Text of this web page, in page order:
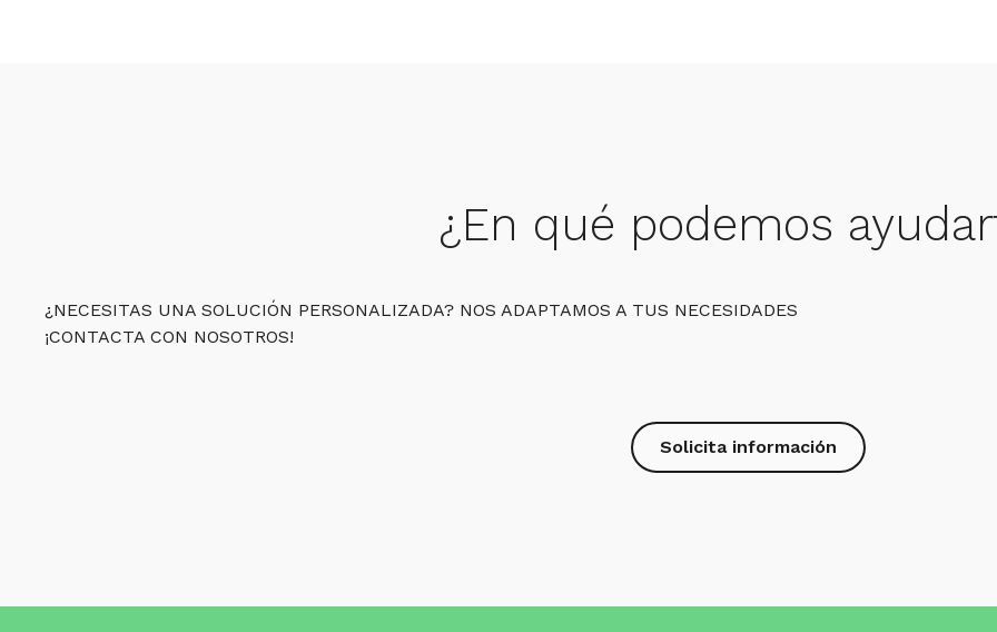
¿En qué podemos
¿NECESITAS UNA SOLUCIÓN PERSONALIZADA? NOS ADAPTAMOS A TUS NECESIDADES
¡CONTACTA CON NOSOTROS!
Solicita información